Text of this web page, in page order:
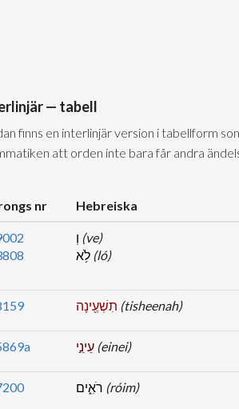
— tabell
finns en interlinjär version i tabellform
att orden inte bara får andra
nr Hebreiska
(ve)
(ló)
(tisheenah)
(einei)
(róim)